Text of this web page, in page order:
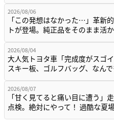
2026/08/06
「この発想はなかった…」革新
トが登場。純正品をそのまま活
2026/08/04
大人気トヨタ車「完成度がスゴ
スキー板、ゴルフバッグ、なん
2026/08/07
「甘く見てると痛い目に遭う」
点検。絶対にやって！ 過酷な夏